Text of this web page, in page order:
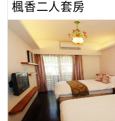
務
意
度
楓香二人套房